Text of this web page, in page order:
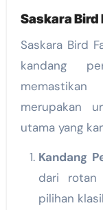
Saskara Bird
Saskara Bird
kandang
merupakan
utama yang
Kandang
dari rotan
pilihan